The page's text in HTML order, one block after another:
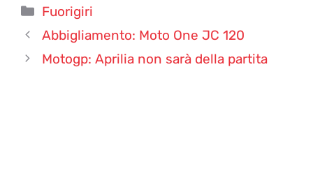
Categorie
Fuorigiri
Abbigliamento: Moto One JC 120
Motogp: Aprilia non sarà della partita